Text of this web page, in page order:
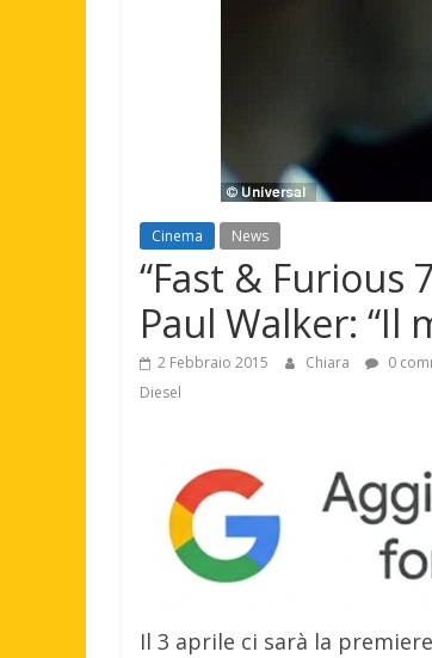
Cinema News
“Fast & Furious
Paul Walker: “Il
2 Febbraio 2015 Chiara 0
Diesel
Il 3 aprile ci sarà la